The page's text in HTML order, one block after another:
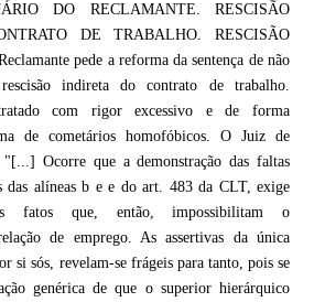
DO RECLAMANTE. RESCISÃO
DE TRABALHO. RESCISÃO
pede a reforma da sentença de não
indireta do contrato de trabalho.
com rigor excessivo e de forma
de cometários homofóbicos. O Juiz de
Ocorre que a demonstração das faltas
das alíneas b e e do art. 483 da CLT, exige
fatos que, então, impossibilitam o
de emprego. As assertivas da única
si sós, revelam-se frágeis para tanto, pois se
genérica de que o superior hierárquico